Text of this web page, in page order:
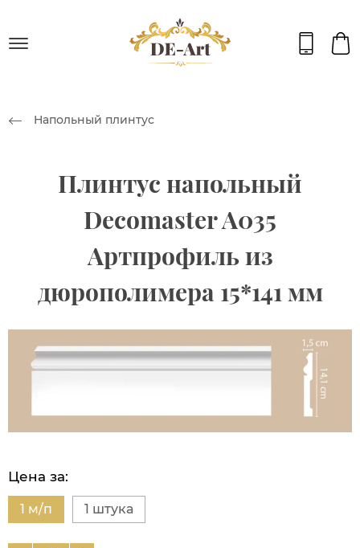
Напольный плинтус
Плинтус напольный
Decomaster A035
Артпрофиль из
дюрополимера 15*141 мм
Цена за:
1 м/п 1 штука